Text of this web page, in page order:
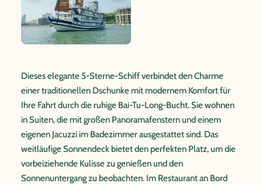
Dieses elegante 5-Sterne-Schiff verbindet den Charme
einer traditionellen Dschunke mit modernem Komfort für
Ihre Fahrt durch die ruhige Bai-Tu-Long-Bucht. Sie wohnen
in Suiten, die mit großen Panoramafenstern und einem
eigenen Jacuzzi im Badezimmer ausgestattet sind. Das
weitläufige Sonnendeck bietet den perfekten Platz, um die
vorbeiziehende Kulisse zu genießen und den
Sonnenuntergang zu beobachten. Im Restaurant an Bord